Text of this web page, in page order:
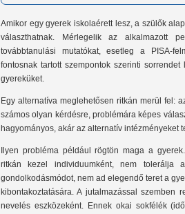
Amikor egy gyerek iskolaérett lesz, a szülők
választhatnak. Mérlegelik az alkalmazott
továbbtanulási mutatókat, esetleg a PISA-
fontosnak tartott szempontok szerinti
gyereküket.
Egy alternatíva meglehetősen ritkán merül fel:
számos olyan kérdésre, problémára képes
hagyományos, akár az alternatív intézményeket
Ilyen probléma például rögtön maga a
ritkán kezel individuumként, nem tolerálja
gondolkodásmódot, nem ad elegendő teret a
kibontakoztatására. A jutalmazással
nevelés eszközeként. Ennek okai sokfélék